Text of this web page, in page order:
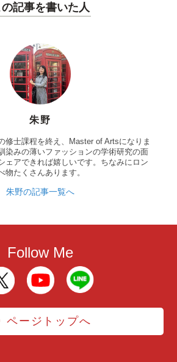
の記事を書いた人
朱野
修士課程を終え、Master of Artsになりま
染みの薄いファッションの学術研究の面
ェアできれば嬉しいです。ちなみにロン
物たくさんあります。
朱野の記事一覧へ
Follow Me
ページトップへ